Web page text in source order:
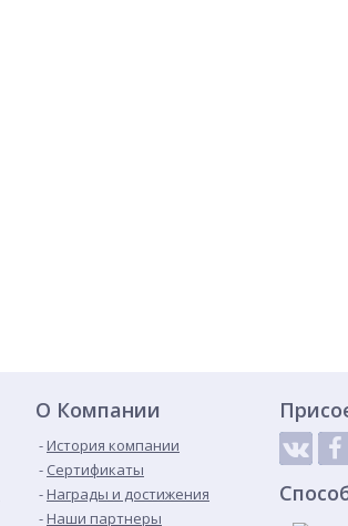
О Компании
История компании
Сертификаты
Награды и достижения
Наши партнеры